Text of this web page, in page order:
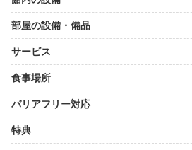
部屋の設備・備品
サービス
食事場所
バリアフリー対応
特典